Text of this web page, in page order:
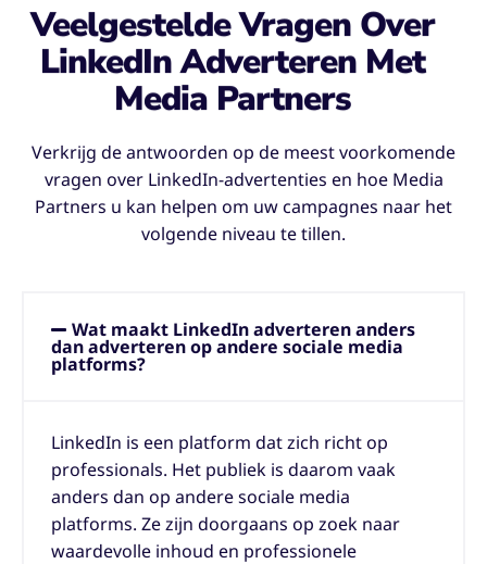
Veelgestelde Vragen Over
LinkedIn Adverteren Met
Media Partners
Verkrijg de antwoorden op de meest voorkomende
vragen over LinkedIn-advertenties en hoe Media
Partners u kan helpen om uw campagnes naar het
volgende niveau te tillen.
Wat maakt LinkedIn adverteren anders
dan adverteren op andere sociale media
platforms?
LinkedIn is een platform dat zich richt op
professionals. Het publiek is daarom vaak
anders dan op andere sociale media
platforms. Ze zijn doorgaans op zoek naar
waardevolle inhoud en professionele